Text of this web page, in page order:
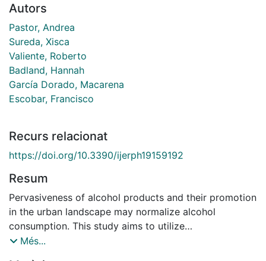
Autors
Pastor, Andrea
Sureda, Xisca
Valiente, Roberto
Badland, Hannah
García Dorado, Macarena
Escobar, Francisco
Recurs relacionat
https://doi.org/10.3390/ijerph19159192
Resum
Pervasiveness of alcohol products and their promotion
in the urban landscape may normalize alcohol
consumption. This study aims to utilize
geovisualization-based methods to assess attitudes
Més...